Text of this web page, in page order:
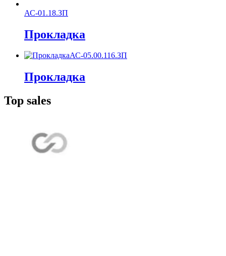
АС-01.18.ЗП
Прокладка
АС-05.00.116.ЗП
Прокладка
Top sales